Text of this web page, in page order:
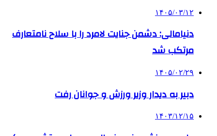
۱۴۰۵/۰۳/۱۲
دنیامالی: دشمن جنایت لامرد را با سلاح نامتعارف
مرتکب شد
۱۴۰۵/۰۲/۲۹
دبیر به دیدار وزیر ورزش و جوانان رفت
۱۴۰۳/۱۲/۱۵